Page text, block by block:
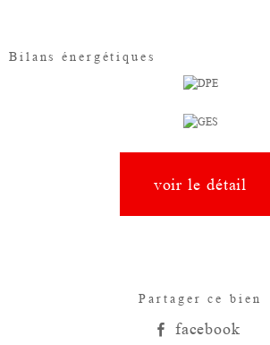
Bilans énergétiques
voir le détail
Partager ce bien
facebook